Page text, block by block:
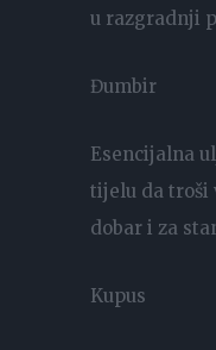
u razgradnji
Đumbir
Esencijalna
tijelu da troši
dobar i za
Kupus